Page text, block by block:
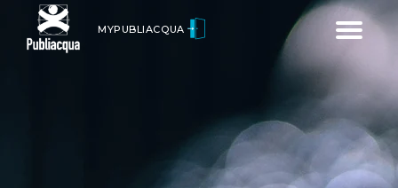
Toggle
MYPUBLIACQUA